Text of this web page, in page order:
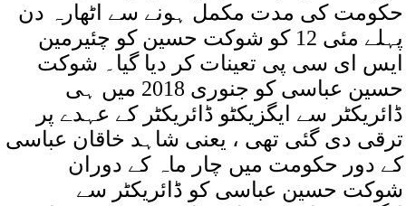
حکومت کی مدت مکمل ہونے سے اٹھارہ دن
پہلے مئی 12 کو شوکت حسین کو چئیرمین
ایس ای سی پی تعینات کر دیا گیا۔ شوکت
حسین عباسی کو جنوری 2018 میں ہی
ڈائریکٹر سے ایگزیکٹو ڈائریکٹر کے عہدے پر
ترقی دی گئی تھی ، یعنی شاہد خاقان عباسی
کے دور حکومت میں چار ماہ کے دوران
شوکت حسین عباسی کو ڈائریکٹر سے